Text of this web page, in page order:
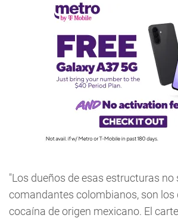
"Los dueños de esas estructuras no
comandantes colombianos, son los
cocaína de origen mexicano. El